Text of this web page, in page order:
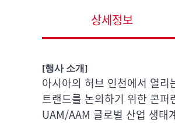
상세정보
[행사 소개]
아시아의 허브 인천에서 열리
트랜드를 논의하기 위한 콘
UAM/AAM 글로벌 산업 생태